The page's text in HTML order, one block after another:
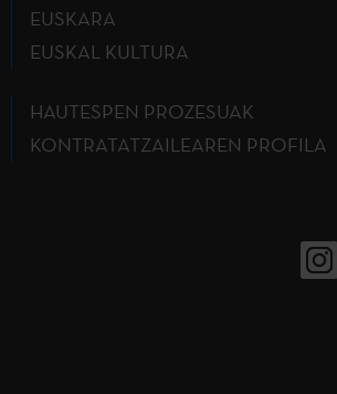
EUSKARA
EUSKAL KULTURA
HAUTESPEN PROZESUAK
KONTRATATZAILEAREN PROFILA